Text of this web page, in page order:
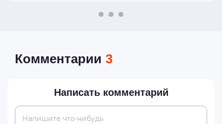
Комментарии 3
Написать комментарий
Напишите что-нибудь